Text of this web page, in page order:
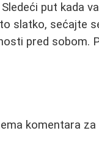
put kada
slatko, sećajte
pred sobom.
komentara za